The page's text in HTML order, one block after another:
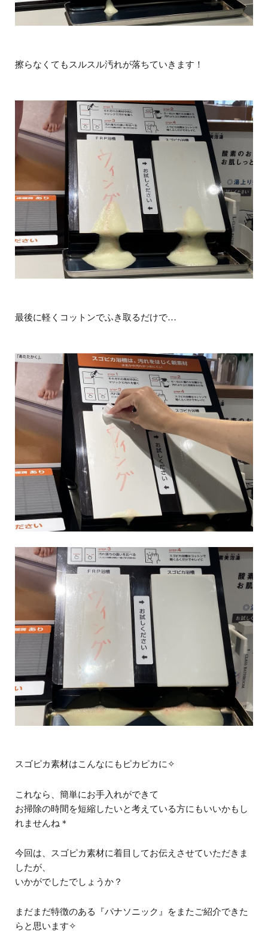
擦らなくてもスルスル汚れが落ちていきます！
最後に軽くコットンでふき取るだけで…
スゴピカ素材はこんなにもピカピカに✧
これなら、簡単にお手入れができて
お掃除の時間を短縮したいと考えている方にもいいかもし
れませんね＊
今回は、スゴピカ素材に着目してお伝えさせていただきま
したが、
いかがでしたでしょうか？
まだまだ特徴のある『パナソニック』をまたご紹介できた
らと思います✧